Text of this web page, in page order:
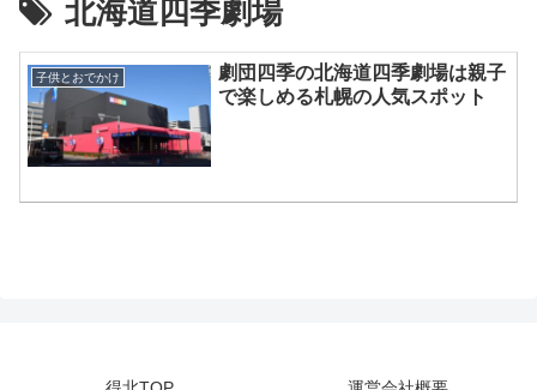
北海道四季劇場
子供とおでかけ
劇団四季の北海道四季劇場は親子
で楽しめる札幌の人気スポット